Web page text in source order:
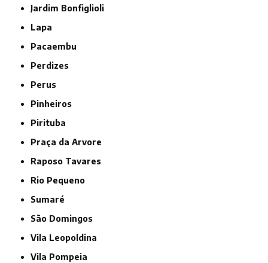
Jardim Bonfiglioli
Lapa
Pacaembu
Perdizes
Perus
Pinheiros
Pirituba
Praça da Arvore
Raposo Tavares
Rio Pequeno
Sumaré
São Domingos
Vila Leopoldina
Vila Pompeia